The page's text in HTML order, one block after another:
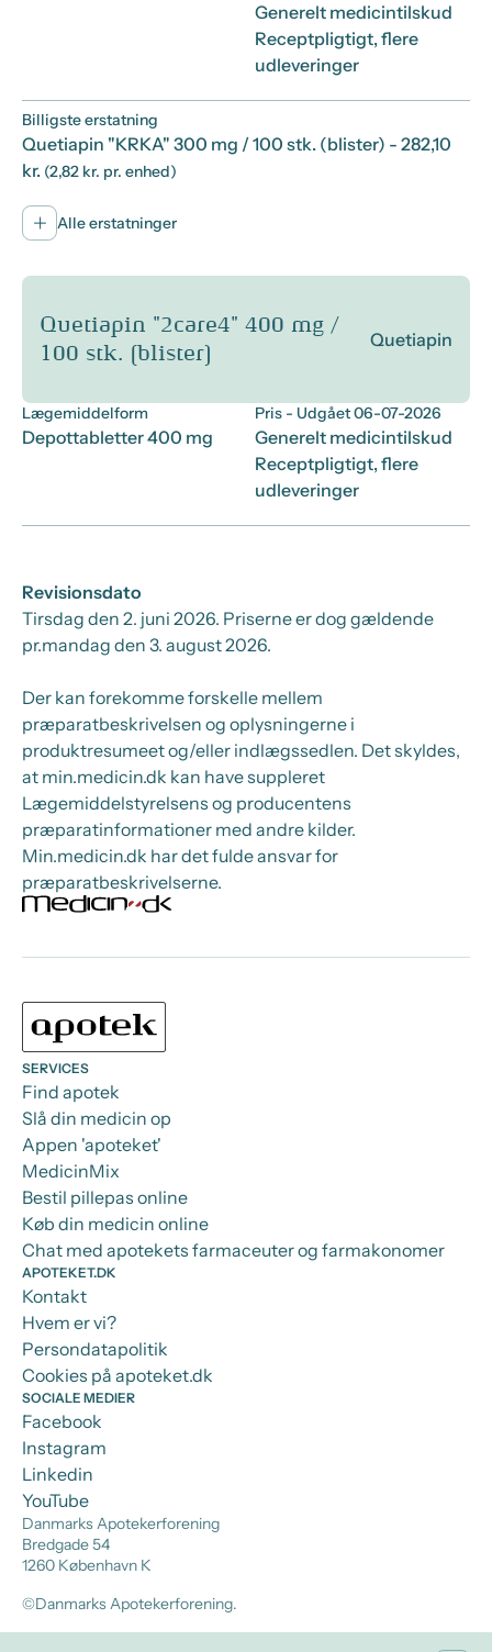
Generelt medicintilskud
Receptpligtigt, flere
udleveringer
Billigste erstatning
Quetiapin "KRKA" 300 mg / 100 stk. (blister) - 282,10
kr. (2,82 kr. pr. enhed)
Alle erstatninger
Quetiapin "2care4" 400 mg /
100 stk. (blister)
Quetiapin
Lægemiddelform
Depottabletter 400 mg
Pris - Udgået 06-07-2026
Generelt medicintilskud
Receptpligtigt, flere
udleveringer
Revisionsdato
Tirsdag den 2. juni 2026. Priserne er dog gældende
pr.mandag den 3. august 2026.
Der kan forekomme forskelle mellem
præparatbeskrivelsen og oplysningerne i
produktresumeet og/eller indlægssedlen. Det skyldes,
at min.medicin.dk kan have suppleret
Lægemiddelstyrelsens og producentens
præparatinformationer med andre kilder.
Min.medicin.dk har det fulde ansvar for
præparatbeskrivelserne.
Danmarks Apotekerforening
Bredgade 54
1260 København K
©Danmarks Apotekerforening.
SERVICES
Find apotek
Slå din medicin op
Appen 'apoteket'
MedicinMix
Bestil pillepas online
Køb din medicin online
Chat med apotekets farmaceuter og farmakonomer
APOTEKET.DK
Kontakt
Hvem er vi?
Persondatapolitik
Cookies på apoteket.dk
SOCIALE MEDIER
Facebook
Instagram
Linkedin
YouTube